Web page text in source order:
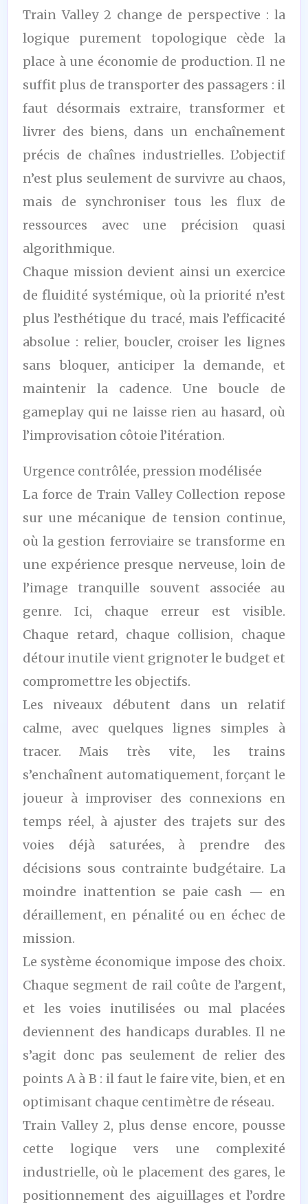
Train Valley 2 change de perspective : la
logique purement topologique cède la
place à une économie de production. Il ne
suffit plus de transporter des passagers : il
faut désormais extraire, transformer et
livrer des biens, dans un enchaînement
précis de chaînes industrielles. L’objectif
n’est plus seulement de survivre au chaos,
mais de synchroniser tous les flux de
ressources avec une précision quasi
algorithmique.
Chaque mission devient ainsi un exercice
de fluidité systémique, où la priorité n’est
plus l’esthétique du tracé, mais l’efficacité
absolue : relier, boucler, croiser les lignes
sans bloquer, anticiper la demande, et
maintenir la cadence. Une boucle de
gameplay qui ne laisse rien au hasard, où
l’improvisation côtoie l’itération.
Urgence contrôlée, pression modélisée
La force de Train Valley Collection repose
sur une mécanique de tension continue,
où la gestion ferroviaire se transforme en
une expérience presque nerveuse, loin de
l’image tranquille souvent associée au
genre. Ici, chaque erreur est visible.
Chaque retard, chaque collision, chaque
détour inutile vient grignoter le budget et
compromettre les objectifs.
Les niveaux débutent dans un relatif
calme, avec quelques lignes simples à
tracer. Mais très vite, les trains
s’enchaînent automatiquement, forçant le
joueur à improviser des connexions en
temps réel, à ajuster des trajets sur des
voies déjà saturées, à prendre des
décisions sous contrainte budgétaire. La
moindre inattention se paie cash — en
déraillement, en pénalité ou en échec de
mission.
Le système économique impose des choix.
Chaque segment de rail coûte de l’argent,
et les voies inutilisées ou mal placées
deviennent des handicaps durables. Il ne
s’agit donc pas seulement de relier des
points A à B : il faut le faire vite, bien, et en
optimisant chaque centimètre de réseau.
Train Valley 2, plus dense encore, pousse
cette logique vers une complexité
industrielle, où le placement des gares, le
positionnement des aiguillages et l’ordre